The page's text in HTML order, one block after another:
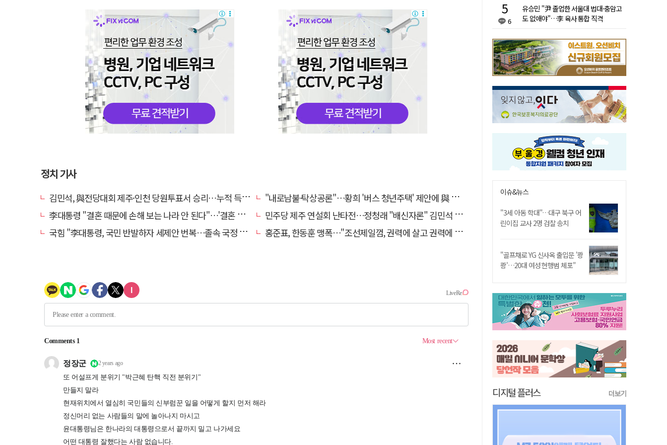
정치 기사
김민석, 與전당대회 제주·인천 당원투표서 승리…누적 득표는 '초박빙'
"내로남불·탁상공론"…황희 '버스 청년주택' 제안에 與 내부서도 쓴소리
李대통령 "결혼 때문에 손해 보는 나라 안 된다"…'결혼 페널티' 22개 손본다
민주당 제주 연설회 난타전…정청래 "배신자론" 김민석 "관리 무능"
국힘 "李대통령, 국민 반발하자 세제안 번복…졸속 국정 즉각 중단"
홍준표, 한동훈 맹폭…"조선제일껌, 권력에 살고 권력에 죽었다"
6
유승민 "尹 졸업한 서울대 법대·충암고
도 없애야"…李 육사 통합 직격
이슈&뉴스
"3세 아동 학대"…대구 북구 어
린이집 교사 2명 검찰 송치
"골프채로 YG 신사옥 출입문 '쾅
쾅'…20대 여성 현행범 체포"
디지털 플러스 더보기